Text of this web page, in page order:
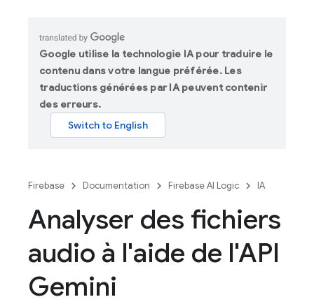
Google utilise la technologie IA pour traduire le
contenu dans votre langue préférée. Les
traductions générées par IA peuvent contenir
des erreurs.
Firebase Documentation Firebase AI Logic IA
Analyser des fichiers
audio à l'aide de l'API
Gemini